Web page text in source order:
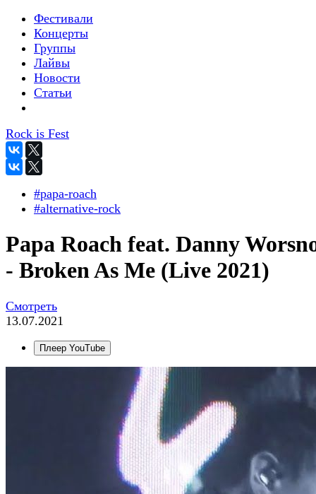
Фестивали
Концерты
Группы
Лайвы
Новости
Статьи
Rock is Fest
#papa-roach
#alternative-rock
Papa Roach feat. Danny
- Broken As Me (Live 2021)
Смотреть
13.07.2021
Плеер YouTube